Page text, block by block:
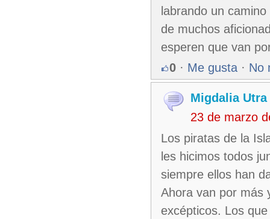
labrando un
de muchos
esperen que van
0 · Me gusta · No
Migdalia Utra
23 de marzo
Los piratas de la
les hicimos todos
siempre ellos han
Ahora van por más
excépticos. Los